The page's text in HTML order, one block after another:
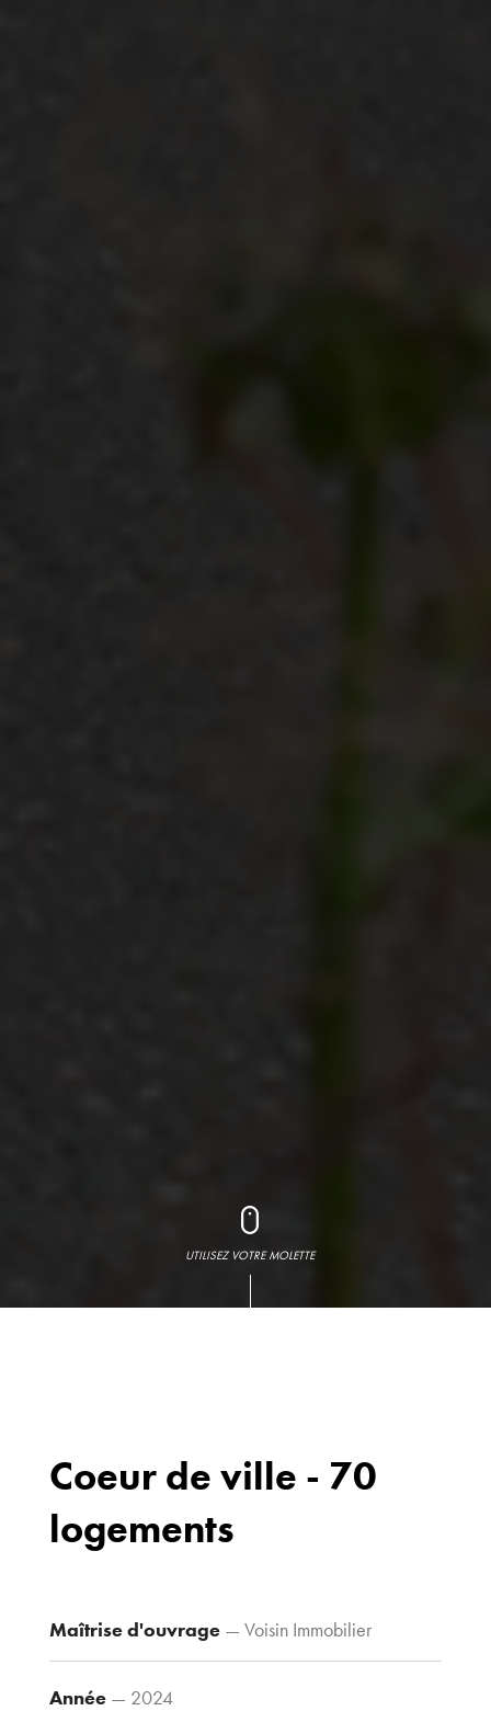
UTILISEZ VOTRE MOLETTE
Coeur de ville - 70
logements
Maîtrise d'ouvrage— Voisin Immobilier
Année— 2024
Voir le plan
d’accès